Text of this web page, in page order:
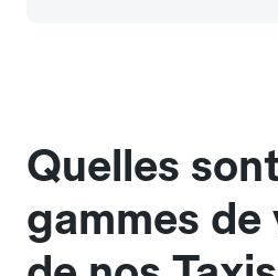
Quelles
gammes de